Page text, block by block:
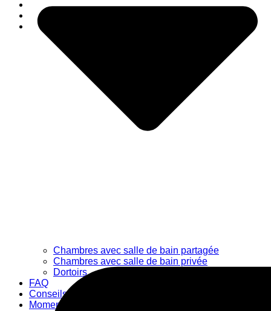
Chambres avec salle de bain partagée
Chambres avec salle de bain privée
Dortoirs
FAQ
Conseils
Moments